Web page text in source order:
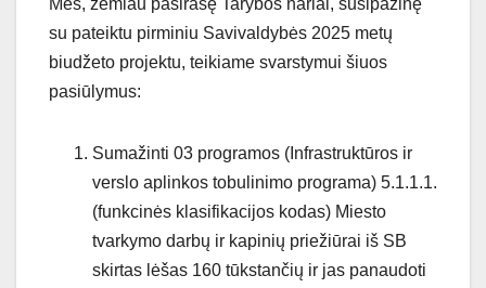
Mes, žemiau pasirašę Tarybos nariai, susipažinę
su pateiktu pirminiu Savivaldybės 2025 metų
biudžeto projektu, teikiame svarstymui šiuos
pasiūlymus:
Sumažinti 03 programos (Infrastruktūros ir
verslo aplinkos tobulinimo programa) 5.1.1.1.
(funkcinės klasifikacijos kodas) Miesto
tvarkymo darbų ir kapinių priežiūrai iš SB
skirtas lėšas 160 tūkstančių ir jas panaudoti